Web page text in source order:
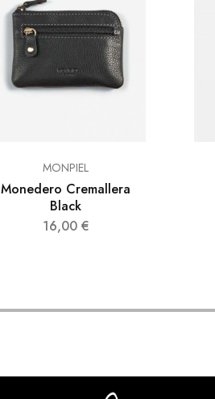
MONPIEL
Monedero Cremallera
Black
16,00 €